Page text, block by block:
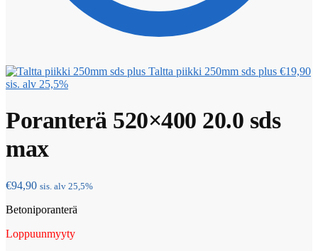
Taltta piikki 250mm sds plus €19,90
sis. alv 25,5%
Poranterä 520×400 20.0 sds
max
€94,90 sis. alv 25,5%
Betoniporanterä
Loppuunmyyty